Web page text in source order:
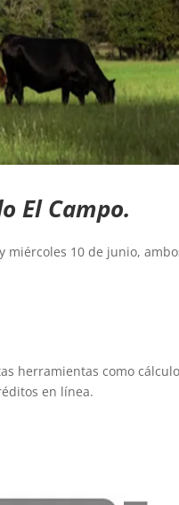
El Campo.
miércoles 10 de junio,
herramientas como
en línea.